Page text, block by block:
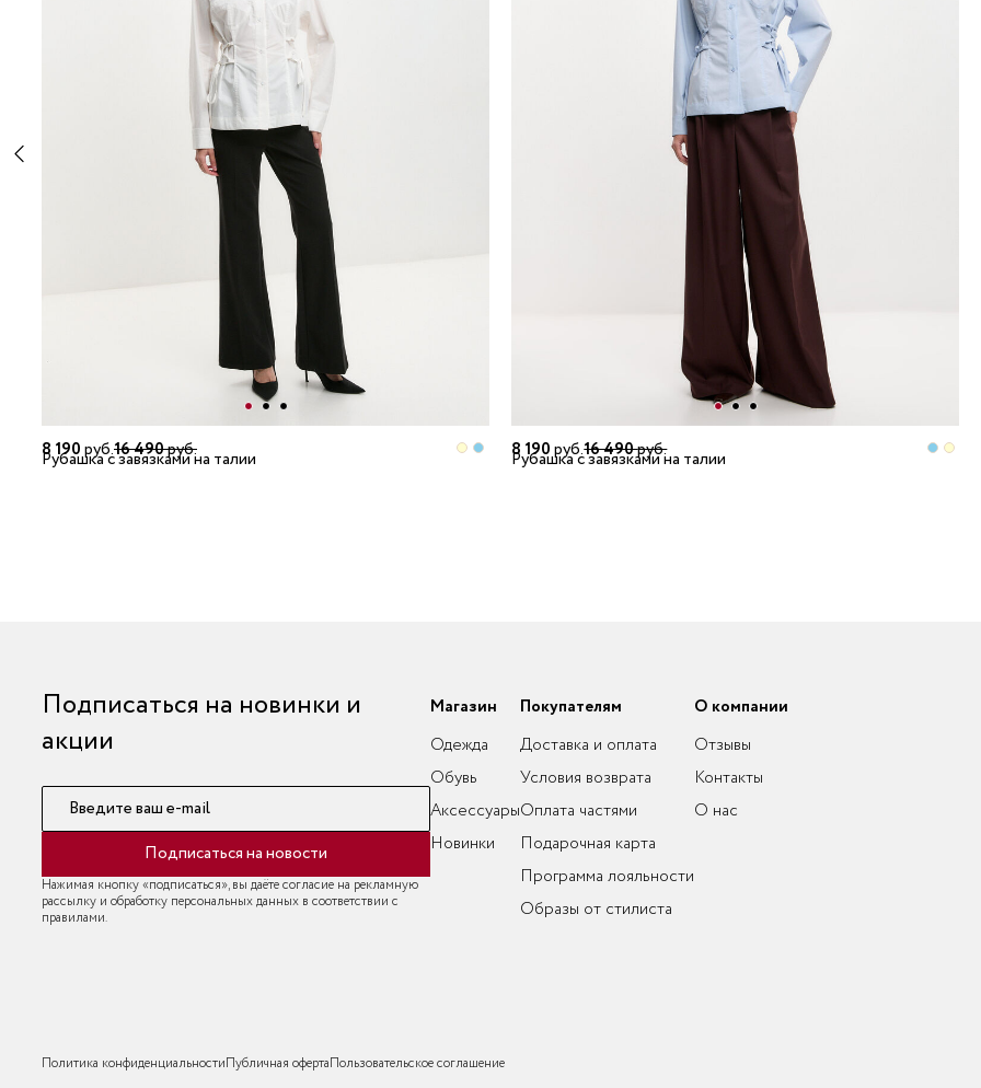
8 190руб.16 490руб.
Рубашка с завязками на талии 8 190руб.16 490руб.
Рубашка с завязками на талии
Подписаться на новинки и
акции
Введите ваш e-mail
Подписаться на новости
Нажимая кнопку «подписаться», вы даёте согласие на рекламную
рассылку и обработку персональных данных в соответствии с
правилами.
Магазин
Одежда
Обувь
Аксессуары
Новинки
Покупателям
Доставка и оплата
Условия возврата
Оплата частями
Подарочная карта
Программа лояльности
Образы от стилиста
О компании
Отзывы
Контакты
О нас
Политика конфиденциальностиПубличная офертаПользовательское соглашение